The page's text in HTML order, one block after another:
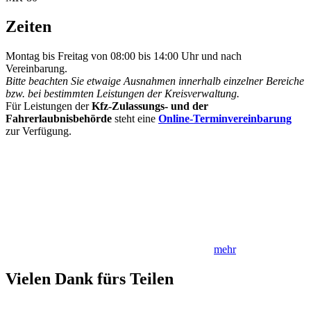
Zeiten
Montag bis Freitag von 08:00 bis 14:00 Uhr und nach
Vereinbarung.
Bitte beachten Sie etwaige Ausnahmen innerhalb einzelner Bereiche
bzw. bei bestimmten Leistungen der Kreisverwaltung.
Für Leistungen derKfz-Zulassungs- und der
Fahrerlaubnisbehörde steht eine Online-Terminvereinbarung
zur Verfügung.
mehr
Vielen Dank fürs Teilen